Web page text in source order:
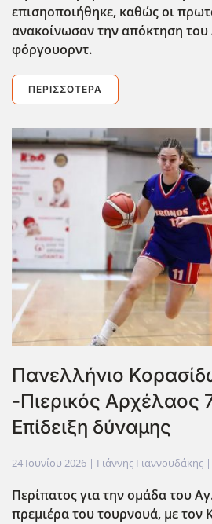
επισηοποιήθηκε, καθώς οι
ανακοίνωσαν την απόκτηση του
φόργουορντ.
ΠΕΡΙΣΣΌΤΕΡΑ
Πανελλήνιο
-Πιερικός Αρχέλαος
Επίδειξη δύναμης
24 Ιουνίου 2026 | Γιάννης Γιαννουδάκης |
Περίπατος για την ομάδα του
πρεμιέρα του τουρνουά, με τον